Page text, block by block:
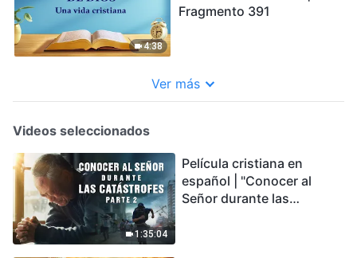
4:38
Fragmento 391
Ver más
Videos seleccionados
1:35:04
Película cristiana en
español | "Conocer al
Señor durante las